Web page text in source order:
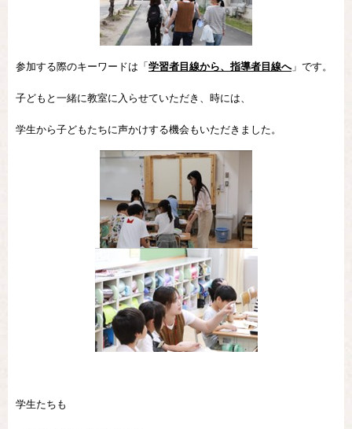
参加する際のキーワードは「 学習者目線から、指導者目線へ」です。
子どもと一緒に教室に入らせていただき、時には、
学生から子どもたちに声かけする機会もいただきました。
学生たちも